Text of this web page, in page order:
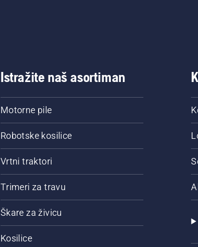
Istražite naš asortiman
Motorne pile
Robotske kosilice
Vrtni traktori
Trimeri za travu
Škare za živicu
Kosilice